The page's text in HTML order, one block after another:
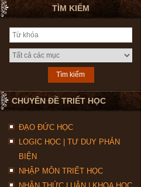
TÌM KIẾM
CHUYÊN ĐỀ TRIẾT HỌC
ĐẠO ĐỨC HỌC
LOGIC HỌC | TƯ DUY PHẢN
BIỆN
NHẬP MÔN TRIẾT HỌC